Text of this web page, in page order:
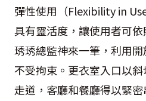
彈性使用（Flexibility in
具有靈活度，讓使用者可
琇琇總監神來一筆，利用
不受拘束。更衣室入口以
走道，客廳和餐廳得以緊